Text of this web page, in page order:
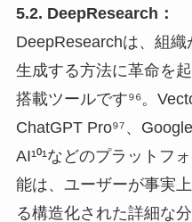
5.2. DeepResearch：
DeepResearchは、組
生成する方法に革命を
搭載ツールです⁹⁶。
ChatGPT Pro⁹⁷、
AI¹⁰¹などのプラットフ
能は、ユーザーが事実
る構造化された詳細な